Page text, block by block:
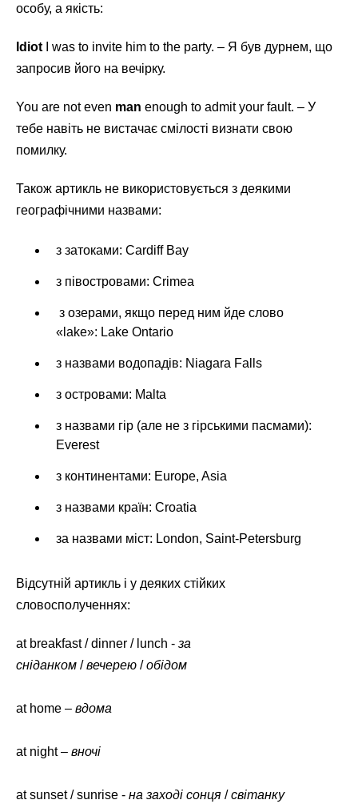
особу, а якість:
Idiot I was to invite him to the party. – Я був дурнем, що
запросив його на вечірку.
You are not even man enough to admit your fault. – У
тебе навіть не вистачає смілості визнати свою
помилку.
Також артикль не використовується з деякими
географічними назвами:
з затоками: Cardiff Bay
з півостровами: Crimea
з озерами, якщо перед ним йде слово
«lake»: Lake Ontario
з назвами водопадів: Niagara Falls
з островами: Malta
з назвами гір (але не з гірськими пасмами):
Everest
з континентами: Europe, Asia
з назвами країн: Croatia
за назвами міст: London, Saint-Petersburg
Відсутній артикль і у деяких стійких
словосполученнях:
at breakfast / dinner / lunch - за
сніданком /вечерею /обідом
at home – вдома
at night – вночі
at sunset / sunrise - на заході сонця /світанку